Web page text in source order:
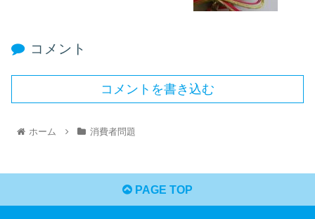
コメント
コメントを書き込む
ホーム 消費者問題
PAGE TOP